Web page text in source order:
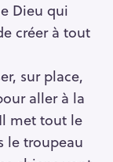
Dieu qui
créer à tout
sur place,
aller à la
met tout le
le troupeau